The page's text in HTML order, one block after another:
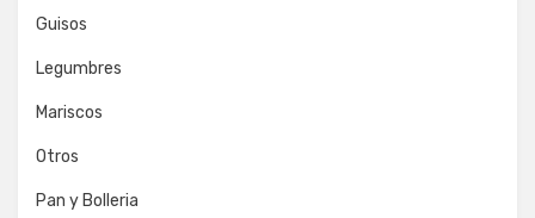
Guisos
Legumbres
Mariscos
Otros
Pan y Bolleria